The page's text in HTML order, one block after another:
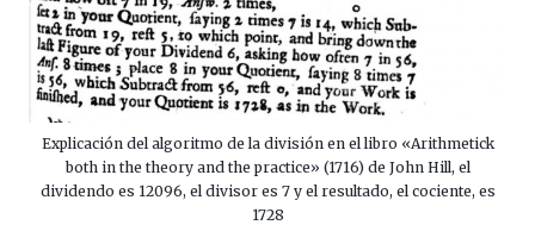
Explicación del algoritmo de la división en el libro «Arithmetick
both in the theory and the practice» (1716) de John Hill, el
dividendo es 12096, el divisor es 7 y el resultado, el cociente, es
1728